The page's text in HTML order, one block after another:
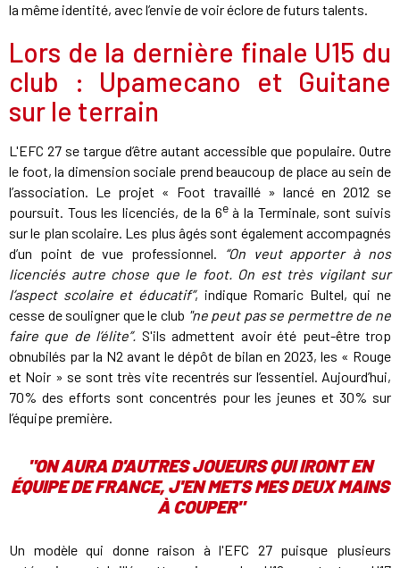
la même identité, avec l’envie de voir éclore de futurs talents.
Lors de la dernière finale U15 du
club : Upamecano et Guitane
sur le terrain
L'EFC 27 se targue d’être autant accessible que populaire. Outre
le foot, la dimension sociale prend beaucoup de place au sein de
l’association. Le projet « Foot travaillé » lancé en 2012 se
poursuit. Tous les licenciés, de la 6eà la Terminale, sont suivis
sur le plan scolaire. Les plus âgés sont également accompagnés
d’un point de vue professionnel.
“On veut apporter à nos
licenciés autre chose que le foot. On est très vigilant sur
l’aspect scolaire et éducatif”, indique Romaric Bultel, qui ne
cesse de souligner que le club "ne peut pas se permettre de ne
faire que de l’élite”. S'ils admettent avoir été peut-être trop
obnubilés par la N2 avant le dépôt de bilan en 2023, les « Rouge
et Noir » se sont très vite recentrés sur l’essentiel. Aujourd’hui,
70% des efforts sont concentrés pour les jeunes et 30% sur
l’équipe première.
"ON AURA D'AUTRES JOUEURS QUI IRONT EN
ÉQUIPE DE FRANCE, J'EN METS MES DEUX MAINS
À COUPER"
Un modèle qui donne raison à l'EFC 27 puisque plusieurs